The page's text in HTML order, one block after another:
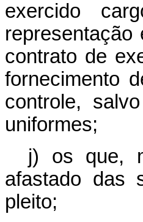
exercido
contrato de
fornecimento
controle,
uniformes;
j) os que,
afastado das
pleito;